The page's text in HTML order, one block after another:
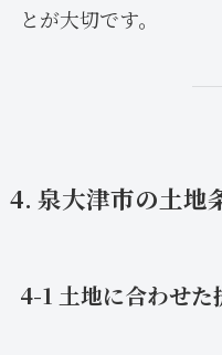
とが大切です。
4. 泉大津市の土地
4-1 土地に合わせた